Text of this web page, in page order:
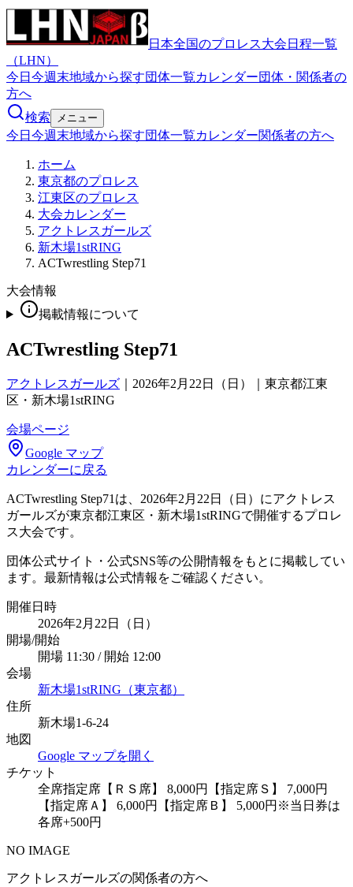
日本全国のプロレス大会日程一覧
（LHN）
今日 今週末地域から探す団体一覧カレンダー団体・関係者の
方へ
検索
メニュー
今日 今週末地域から探す団体一覧カレンダー関係者の方へ
ホーム
東京都のプロレス
江東区のプロレス
大会カレンダー
アクトレスガールズ
新木場1stRING
ACTwrestling Step71
大会情報
掲載情報について
ACTwrestling Step71
アクトレスガールズ
2026年2月22日（日）｜東京都江東
区・新木場1stRING
会場ページ
Google マップ
カレンダーに戻る
ACTwrestling Step71は、2026年2月22日（日）にアクトレス
ガールズが東京都江東区・新木場1stRINGで開催するプロレ
ス大会です。
団体公式サイト・公式SNS等の公開情報をもとに掲載してい
ます。最新情報は公式情報をご確認ください。
開催日時
2026年2月22日（日）
開場/開始
開場 11:30 / 開始 12:00
会場
新木場1stRING（東京都）
住所
新木場1-6-24
地図
Google マップを開く
チケット
全席指定席【ＲＳ席】 8,000円【指定席Ｓ】 7,000円
【指定席Ａ】 6,000円【指定席Ｂ】 5,000円※当日券は
各席+500円
NO IMAGE
アクトレスガールズの関係者の方へ